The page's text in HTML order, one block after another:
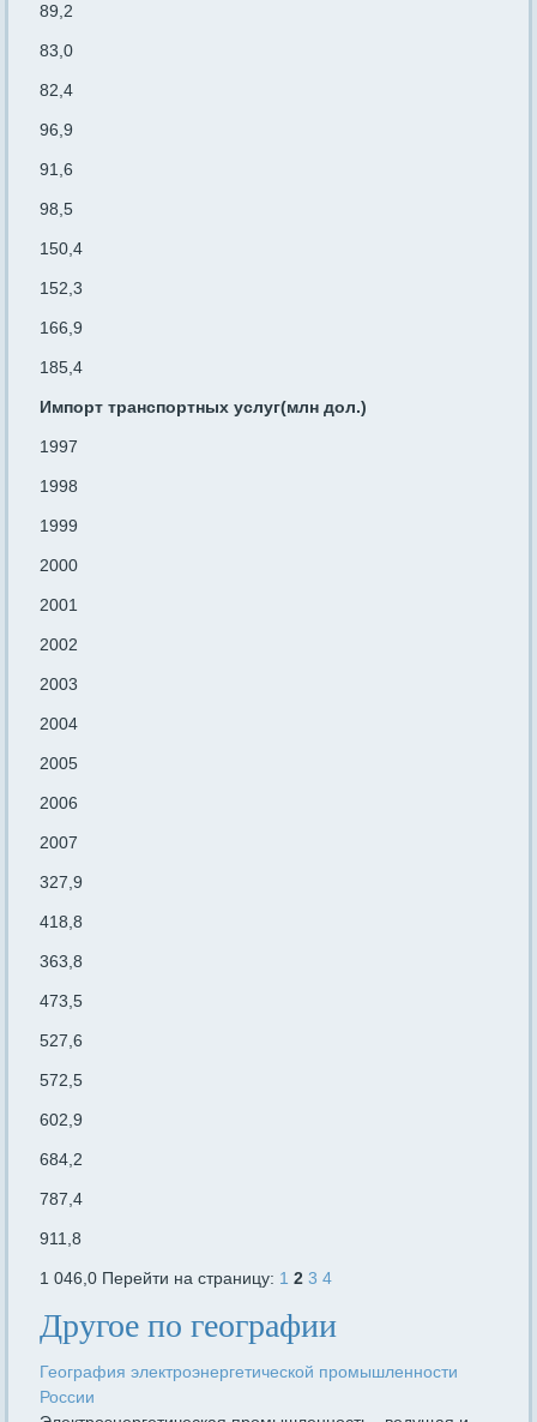
89,2
83,0
82,4
96,9
91,6
98,5
150,4
152,3
166,9
185,4
Импорт транспортных услуг(млн дол.)
1997
1998
1999
2000
2001
2002
2003
2004
2005
2006
2007
327,9
418,8
363,8
473,5
527,6
572,5
602,9
684,2
787,4
911,8
1 046,0 Перейти на страницу: 1 2 3 4
Другое по географии
География электроэнергетической промышленности
России